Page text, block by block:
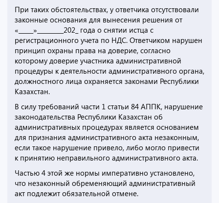
При таких обстоятельствах, у ответчика отсутствовали
законные основания для вынесения решения от
«_____»_________202_ года о снятии истца с
регистрационного учета по НДС. Ответчиком нарушен
принцип охраны права на доверие, согласно
которому доверие участника административной
процедуры к деятельности административного органа,
должностного лица охраняется законами Республики
Казахстан.
В силу требований части 1 статьи 84 АППК, нарушение
законодательства Республики Казахстан об
административных процедурах является основанием
для признания административного акта незаконным,
если такое нарушение привело, либо могло привести
к принятию неправильного административного акта.
Частью 4 этой же нормы императивно установлено,
что незаконный обременяющий административный
акт подлежит обязательной отмене.